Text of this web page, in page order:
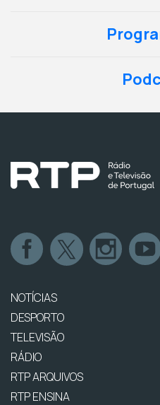
NOTÍCIAS
DESPORTO
TELEVISÃO
RÁDIO
RTP ARQUIVOS
RTP ENSINA